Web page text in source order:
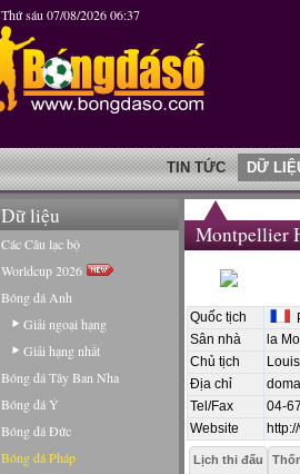
Thứ sáu 07/08/2026 06:37
TIN TỨC DỮ
Dữ liệu
Các Câu lạc bộ
Worldcup 2026
Bóng đá Anh
Giải ngoại hạng
Giải hạng nhất
Bóng đá Tây Ban Nha
Bóng đá Ý
Bóng đá Đức
Bóng đá Pháp
Montpellier
Quốc tịch
Sân nhà
la
Chủ tịch
Địa chỉ
Tel/Fax
04-
Website
Lịch thi đấu